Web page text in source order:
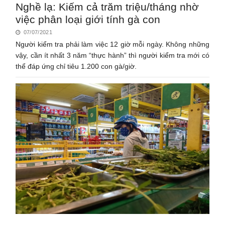
Nghề lạ: Kiếm cả trăm triệu/tháng nhờ
việc phân loại giới tính gà con
07/07/2021
Người kiểm tra phải làm việc 12 giờ mỗi ngày. Không những
vậy, cần ít nhất 3 năm “thực hành” thì người kiểm tra mới có
thể đáp ứng chỉ tiêu 1.200 con gà/giờ.